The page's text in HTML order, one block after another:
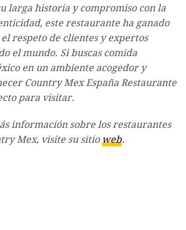
larga historia y compromiso con la
este restaurante ha ganado
respeto de clientes y expertos
el mundo. Si buscas comida
en un ambiente acogedor y
Country Mex España Restaurante
para visitar.
información sobre los restaurantes
Mex, visite su sitioweb.